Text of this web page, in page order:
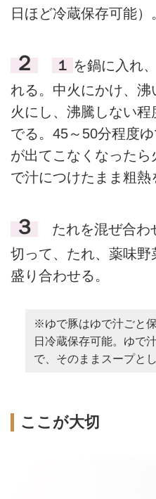
日ほど冷蔵保存可能）
２ １ を鍋に入れ
れる。中火にかけ、
火にし、沸騰しない
でる。45～50分程度
が出てこなくなった
で汁につけたまま粗熱
３ たれを混ぜ合わ
切って、たれ、薬味
盛り合わせる。
※ゆで豚はゆで汁ごと
日冷蔵保存可能。ゆで
で、そのままスープと
ここが大切